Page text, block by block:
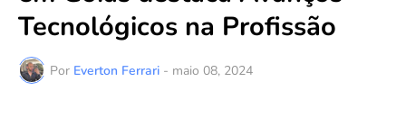
Tecnológicos na Profissão
Por Everton Ferrari - maio 08, 2024